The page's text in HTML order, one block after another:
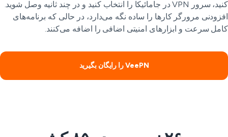
کنید، سرور VPN در جامائیکا را انتخاب کنید و در چند ثانیه وصل شوید.
مرورگر کارها را ساده نگه می‌دارد، در حالی که برنامه‌های
سرعت و ابزارهای امنیتی اضافی را اضافه می‌کنند.
VeePN را رایگان بگیرید